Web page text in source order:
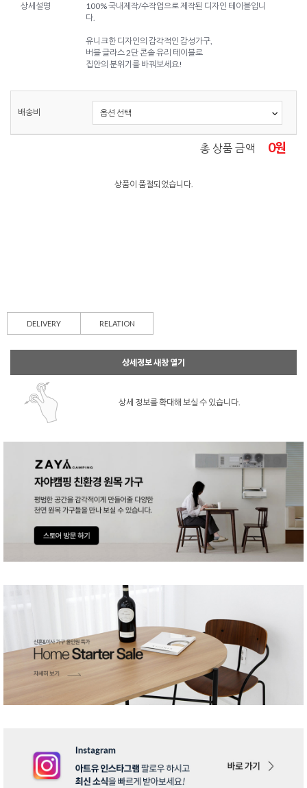
상세설명
100% 국내제작/수작업으로 제작된 디자인 테이블입니
다.
유니크한 디자인의 감각적인 감성가구,
버블 글라스 2단 콘솔 유리 테이블로
집안의 분위기를 바꿔보세요!
배송비
총 상품 금액 0원
상품이 품절되었습니다.
DELIVERY RELATION
상세정보 새창 열기
상세 정보를 확대해 보실 수 있습니다.